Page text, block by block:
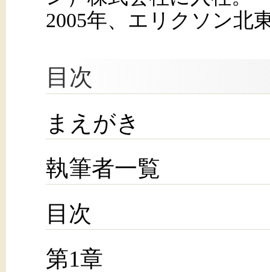
2005年、エリクソン北
目次
まえがき
執筆者一覧
目次
第1章